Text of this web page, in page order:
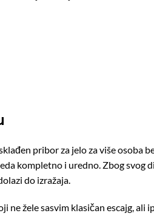
pribor za jelo za više
kompletno i uredno. Zbog svog
do izražaja.
žele sasvim klasičan escajg,